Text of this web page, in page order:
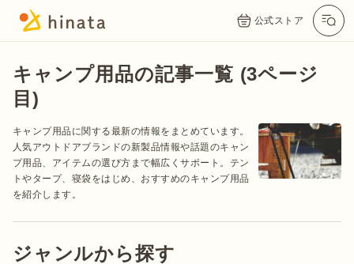
公式ストア
キャンプ用品の記事一覧 (3ページ
目)
キャンプ用品に関する最新の情報をまとめています。
人気アウトドアブランドの新製品情報や話題のキャン
プ用品、アイテムの選び方まで幅広くサポート。テン
トやタープ、寝袋をはじめ、おすすめのキャンプ用品
を紹介します。
ジャンルから探す